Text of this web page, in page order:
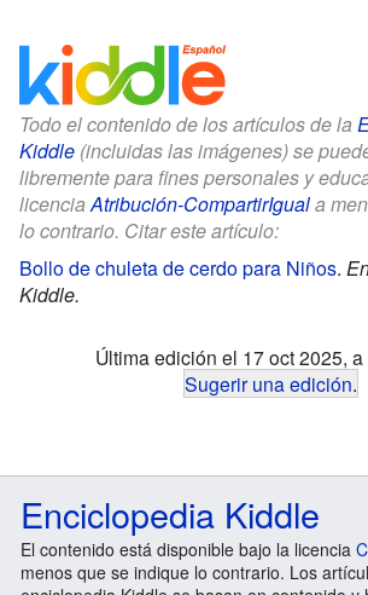
Todo el contenido de los artículos de la
Kiddle (incluidas las imágenes) se
libremente para fines personales y
licenciaAtribución-CompartirIguala
lo contrario. Citar este artículo:
Bollo de chuleta de cerdo para Niños.
Kiddle.
Última edición el 17 oct 2025,
Sugerir una edición.
Enciclopedia Kiddle
El contenido está disponible bajo la licencia
menos que se indique lo contrario. Los